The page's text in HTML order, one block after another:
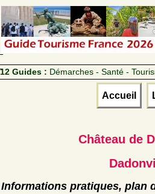
12 Guides : Démarches - Santé -
Accueil
Château de
Informations pratiques, plan